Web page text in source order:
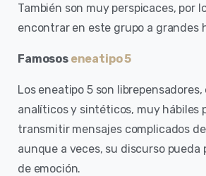
También son muy perspicaces, por
encontrar en este grupo a grandes
Famososeneatipo 5
Los eneatipo 5 son librepensadores,
analíticos y sintéticos, muy hábiles
transmitir mensajes complicados
aunque a veces, su discurso
de emoción.